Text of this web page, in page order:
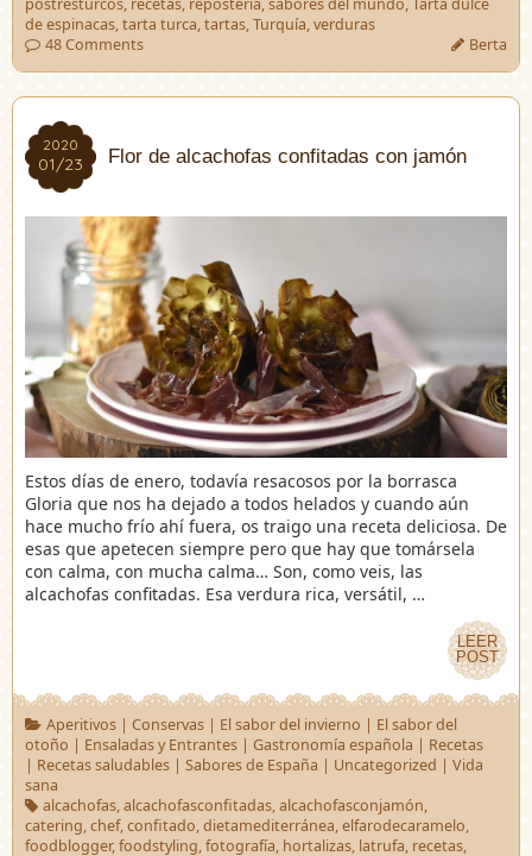
postresturcos, recetas, repostería,sabores del mundo, Tarta dulce
de espinacas,tarta turca,tartas,Turquía,verduras
48 Comments
Berta
2020
01/23
2020
01/23 Flor de alcachofas confitadas con jamón
Estos días de enero, todavía resacosos por la borrasca
Gloria que nos ha dejado a todos helados y cuando aún
hace mucho frío ahí fuera, os traigo una receta deliciosa. De
esas que apetecen siempre pero que hay que tomársela
con calma, con mucha calma… Son, como veis, las
alcachofas confitadas. Esa verdura rica, versátil, …
LEER
POST
LEER
POST
Aperitivos| Conservas| El sabor del invierno | El sabor del
otoño | Ensaladas y Entrantes | Gastronomía española | Recetas
| Recetas saludables | Sabores de España | Uncategorized | Vida
sana
alcachofas,alcachofasconfitadas,alcachofasconjamón,
catering,chef,confitado,dietamediterránea,elfarodecaramelo,
foodblogger,foodstyling,fotografía, hortalizas, latrufa, recetas,